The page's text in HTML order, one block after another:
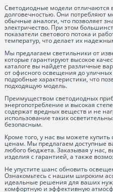
Светодиодные модели отличаются
долговечностью. Они потребляют
обычные аналоги, что позволяет
электричество. При этом
показатели светового потока и
температур, что делает их
Мы предлагаем светильники от
которые гарантируют высокое
каталоге вы найдете различные
от офисного освещения до
подробные характеристики, что
подходящую модель.
Преимуществом светодиодных
энергопотребление и высокая
содержат вредных веществ и не
использование таких
безопасным.
Кроме того, у нас вы можете
ценам. Мы предлагаем доступные
любого бюджета. Заказывая у нас,
изделия с гарантией, а также
Не упустите шанс обновить
Ознакомьтесь с нашим широким
идеальные решения для ваших
комфортную и эффективную